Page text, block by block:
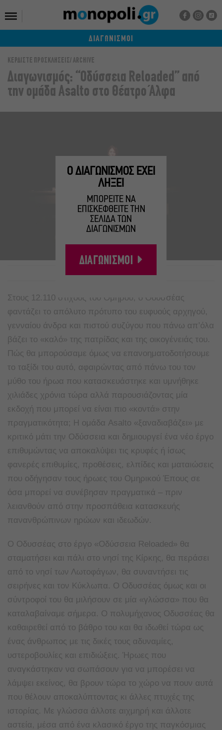
ΔΙΑΓΩΝΙΣΜΟΙ
ΚΕΡΔΙΣΤΕ ΠΡΟΣΚΛΗΣΕΙΣ ARCHIVE
Διαγωνισμός: “Οδύσσεια Reloaded” από
την ομάδα Asalto στο Θέατρο Άλφα
A A
Στους 12.110 στίχους του Ομήρου, ο Οδυσσέας
φαντάζει το απόλυτο πρότυπο του ευφυούς αρχηγού,
γενναίου άνδρα και πιστού συζύγου που πάνω απ’όλα
βάζει το «καλό» της πατρίδας και της οικογένειάς του.
Πώς θα μπορούσαμε όμως να επανοηματοδοτήσουμε
το ταξίδι του αυτό, αφαιρώντας από πάνω του τον
μύθο του ήρωα που κατασκευάστηκε και υμνήθηκε
χιλιάδες χρόνια τώρα αλλά παρουσιάζοντας μία
εκδοχή που μπορεί να είναι πιο «κοντά» στην
πραγματικότητα; Η ομάδα Asalto «ξαναδιαβάζει» με
κριτικό μάτι την Οδύσσεια και δημιουργεί ένα νέο έργο
επιθυμώντας να αποκαλύψει τις κρυφές ή ίσως
φανερές επιθυμίες, προθέσεις, ελπίδες και ματαιώσεις
που οδήγησαν τους ήρωες του Ομηρικού Έπους σε
όσα μπορεί να συνέβησαν πραγματικά – πριν
λειανθούν από στην προσπάθεια κατασκευής
πανανθρώπινων ηρώων και ιδεωδών.
O Oδυσσέας στο έργο «Οδύσσεια Reloaded» θα
σταματήσει και πάλι στο νησί της Κίρκης, θα περάσει
από το νησί των Λωτοφάγων, θα συναντήσει τις
σειρήνες και τον Κύκλωπα. Ο Οδυσσέας όμως και οι
σύντροφοί του θα μιλήσουν σε μία «γλώσσα» που θα
καταλαβαίναμε σήμερα. Ο πολυμήχανος Οδυσσέας θα
καθαιρεθεί από το βάθρο του και θα ιδωθεί τώρα ως
ένας άνθρωπος με τις δικές τους αδυναμίες,
υστεροβουλίες και επιδιώξεις. Ήρωες που
αναγκάστηκαν να σωπάσουν για να μπορέσει να
λάμψει εκείνος, θα βρουν τώρα το χώρο να πουν αυτά
που θέλουν αποκαλύπτοντας κι άλλες πτυχές της
ιστορίας. Με γλώσσα άλλοτε αιχμηρή και άλλοτε
αστεία, μέσα από ένα κλασικό έργο της παγκόσμιας
Ο ΔΙΑΓΩΝΙΣΜΟΣ ΕΧΕΙ
ΛΗΞΕΙ
ΜΠΟΡΕΙΤΕ ΝΑ
ΕΠΙΣΚΕΦΘΕΙΤΕ ΤΗΝ
ΣΕΛΙΔΑ ΤΩΝ
ΔΙΑΓΩΝΙΣΜΩΝ
ΔΙΑΓΩΝΙΣΜΟΙ